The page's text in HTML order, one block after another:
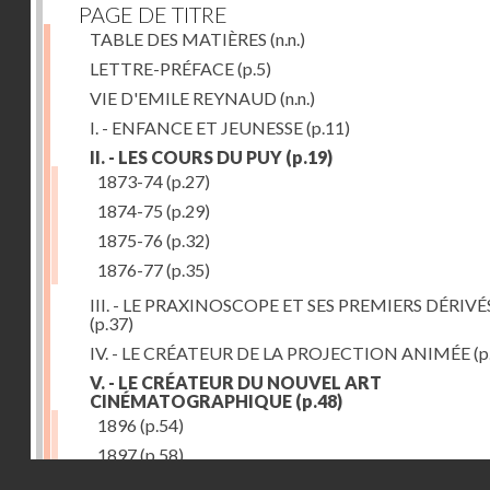
PAGE DE TITRE
TABLE DES MATIÈRES (n.n.)
LETTRE-PRÉFACE(p.5)
VIE D'EMILE REYNAUD (n.n.)
I. - ENFANCE ET JEUNESSE(p.11)
II. - LES COURS DU PUY (p.19)
1873-74(p.27)
1874-75 (p.29)
1875-76 (p.32)
1876-77(p.35)
III. - LE PRAXINOSCOPE ET SES PREMIERS
(p.37)
IV. - LE CRÉATEUR DE LA PROJECTION ANIMÉE
V. - LE CRÉATEUR DU NOUVEL ART
CINÉMATOGRAPHIQUE (p.48)
1896 (p.54)
1897(p.58)